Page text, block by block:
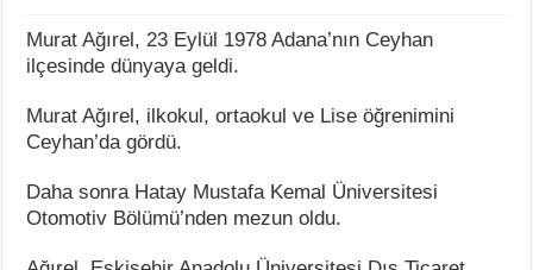
Murat Ağırel, 23 Eylül 1978 Adana’nın Ceyhan
ilçesinde dünyaya geldi.
Murat Ağırel, ilkokul, ortaokul ve Lise öğrenimini
Ceyhan’da gördü.
Daha sonra Hatay Mustafa Kemal Üniversitesi
Otomotiv Bölümü’nden mezun oldu.